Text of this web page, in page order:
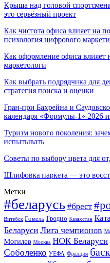
Крыша над головой
это серьёзный проект
Как чистота офиса влияет на
психология цифрового
Как оформление офиса влияет
маркетологи
Как выбрать подрядчика для
стратегия поиска и оценки
Гран-при Бахрейна и
календаря «Формулы-1»-2026
Туризм нового поколения:
испытывать
Советы по выбору цвета для
Шлифовка паркета — это
Метки
#беларусь #брест
Витебск Гомель Гродно Казахстан
Беларуси Лига чемпионов
Могилев Москва НОК Беларуси
Соболенко УЕФА Франция